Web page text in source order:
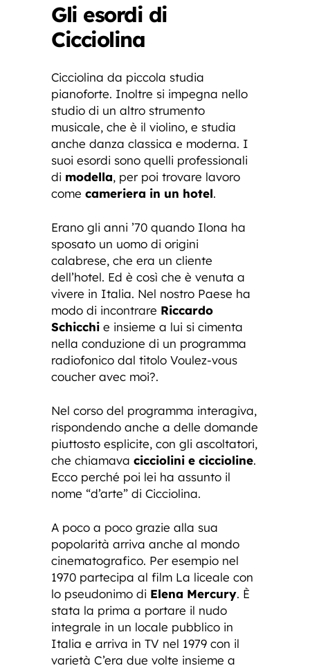
Gli esordi di
Cicciolina
Cicciolina da piccola studia
pianoforte. Inoltre si impegna nello
studio di un altro strumento
musicale, che è il violino, e studia
anche danza classica e moderna. I
suoi esordi sono quelli professionali
di modella, per poi trovare lavoro
come cameriera in un hotel.
Erano gli anni ’70 quando Ilona ha
sposato un uomo di origini
calabrese, che era un cliente
dell’hotel. Ed è così che è venuta a
vivere in Italia. Nel nostro Paese ha
modo di incontrare Riccardo
Schicchi e insieme a lui si cimenta
nella conduzione di un programma
radiofonico dal titolo Voulez-vous
coucher avec moi?.
Nel corso del programma interagiva,
rispondendo anche a delle domande
piuttosto esplicite, con gli ascoltatori,
che chiamava cicciolini e ciccioline.
Ecco perché poi lei ha assunto il
nome “d’arte” di Cicciolina.
A poco a poco grazie alla sua
popolarità arriva anche al mondo
cinematografico. Per esempio nel
1970 partecipa al film La liceale con
lo pseudonimo di Elena Mercury. È
stata la prima a portare il nudo
integrale in un locale pubblico in
Italia e arriva in TV nel 1979 con il
varietà C’era due volte insieme a